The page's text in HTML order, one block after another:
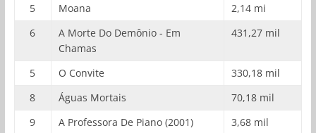
5
Moana
2,14 mi
6
A Morte Do Demônio - Em
Chamas
431,27 mil
5 O Convite
330,18 mil
8
Águas Mortais
70,18 mil
9
A Professora De Piano (2001)
3,68 mil